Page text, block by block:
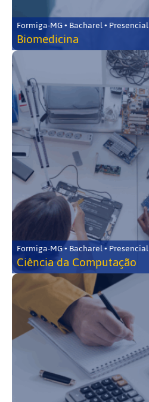
Formiga-MG • Bacharel • Presencial
Biomedicina
Formiga-MG • Bacharel • Presencial
Ciência da Computação